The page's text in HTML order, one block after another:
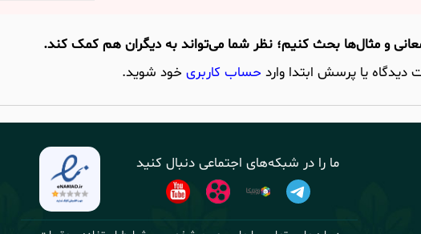
دیدگاه یا پرسش ابتدا وارد حساب کاربری خود شوید.
ما را در شبکه‌های اجتماعی دنبال کنید